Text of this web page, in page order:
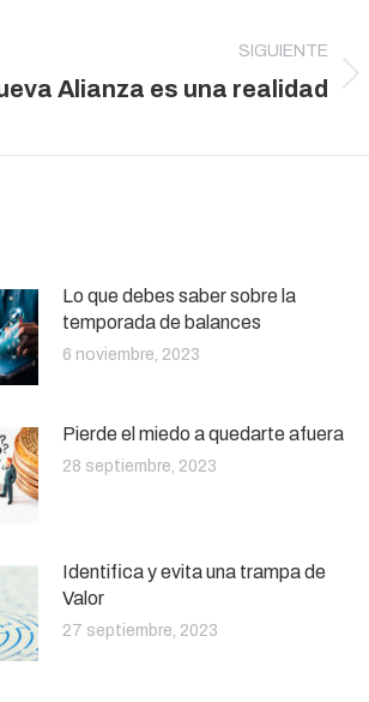
SIGUIENTE
Alianza es una realidad
Lo que debes saber sobre la
temporada de balances
6 noviembre, 2023
Pierde el miedo a quedarte afuera
28 septiembre, 2023
Identifica y evita una trampa de
Valor
27 septiembre, 2023